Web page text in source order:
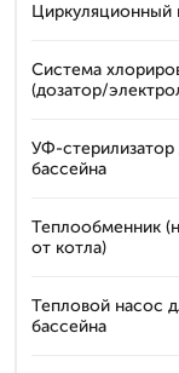
Циркуляционный
Система
(дозатор/
УФ-стерилизатор
бассейна
Теплообменник
от котла)
Тепловой насос
бассейна